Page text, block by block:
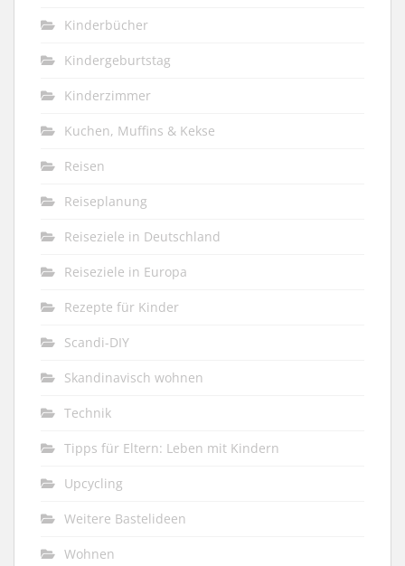
Kinderbücher
Kindergeburtstag
Kinderzimmer
Kuchen, Muffins & Kekse
Reisen
Reiseplanung
Reiseziele in Deutschland
Reiseziele in Europa
Rezepte für Kinder
Scandi-DIY
Skandinavisch wohnen
Technik
Tipps für Eltern: Leben mit Kindern
Upcycling
Weitere Bastelideen
Wohnen